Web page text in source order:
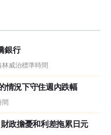
銀行
林威治標準時間
情況下守住週內跌幅
間
政擔憂和利差拖累日元